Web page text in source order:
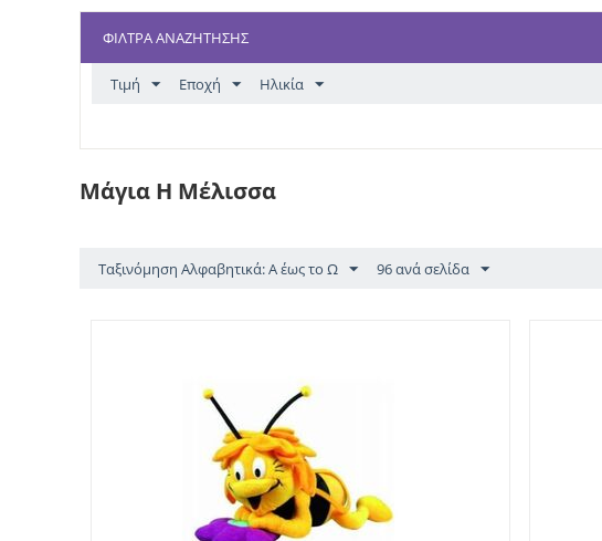
ΦΊΛΤΡΑ ΑΝΑΖΉΤΗΣΗΣ
Τιμή Εποχή Ηλικία
Μάγια Η Μέλισσα
Ταξινόμηση Αλφαβητικά: Α έως το Ω 96 ανά σελίδα